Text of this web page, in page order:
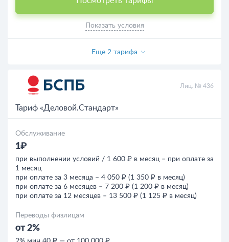
Показать условия
Еще 2 тарифа
Лиц. № 436
Тариф «Деловой.Стандарт»
Обслуживание
1₽
при выполнении условий / 1 600 ₽ в месяц – при оплате за
1 месяц
при оплате за 3 месяца – 4 050 ₽ (1 350 ₽ в месяц)
при оплате за 6 месяцев – 7 200 ₽ (1 200 ₽ в месяц)
при оплате за 12 месяцев – 13 500 ₽ (1 125 ₽ в месяц)
Переводы физлицам
от 2%